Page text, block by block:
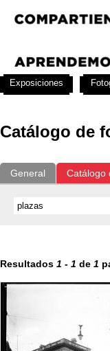
Catálogo de
General Catálogo
Resultados 1 - 1 de 1
Exposiciones